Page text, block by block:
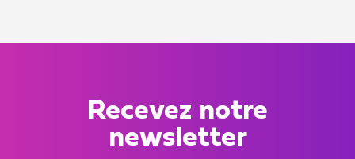
Recevez notre
newsletter